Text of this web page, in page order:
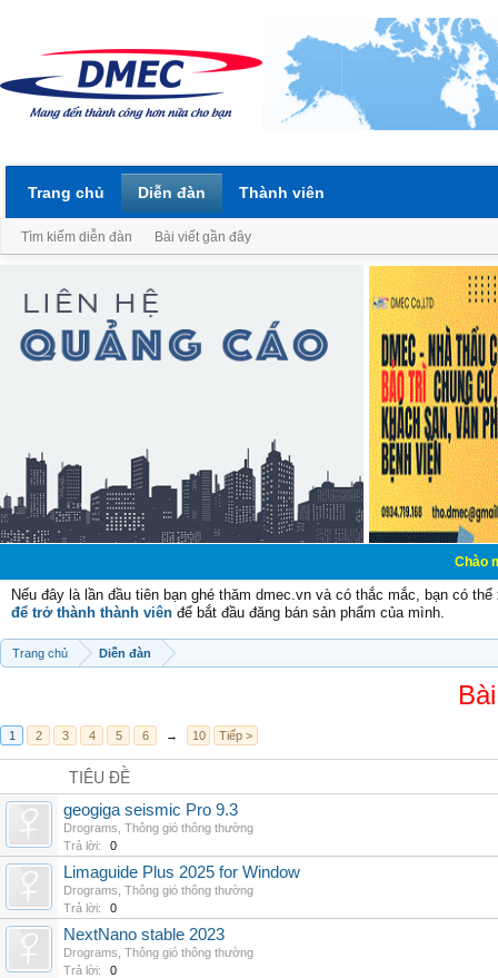
Chào mừng các
Nếu đây là lần đầu tiên bạn ghé thăm dmec.vn và có thắc mắc, bạn có
để trở thành thành viên để bắt đầu đăng bán sản phẩm của mình.
Trang chủ Diễn đàn
1 2 3 4 5 6 → 10 Tiếp >
TIÊU ĐỀ
geogiga seismic Pro 9.3
Drograms Thông gió thông thường
Trả lời:
0
Limaguide Plus 2025 for Window
Drograms Thông gió thông thường
Trả lời:
0
NextNano stable 2023
Drograms Thông gió thông thường
Trả lời:
0
Trang chủ Diễn đàn
Tìm kiếm diễn đàn Bài viết gần đây
Thành viên